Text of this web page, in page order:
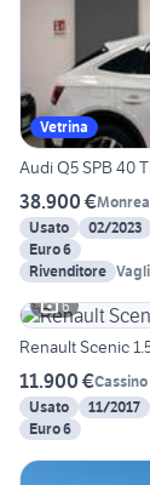
Vetrina
Audi Q5 SPB 40
38.900 €
Usato
02/2023
Euro 6
Rivenditore
6
Renault Scenic
11.900 €Cassino
Usato
11/2017
Euro 6